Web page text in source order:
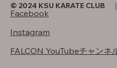
Facebook
Instagram
FALCON YouTubeチャンネ
© 2024 KSU KARATE CLUB